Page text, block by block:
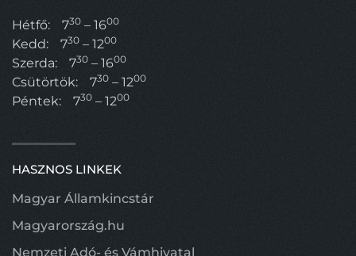
Hétfő: 730 – 1600
Kedd: 730 – 1200
Szerda: 730 – 1600
Csütörtök: 730 – 1200
Péntek: 730 – 1200
HASZNOS LINKEK
Magyar Államkincstár
Magyarország.hu
Nemzeti Adó- és Vámhivatal